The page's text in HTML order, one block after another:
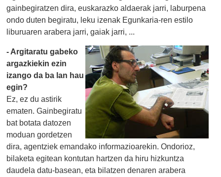
gainbegiratzen dira, euskarazko aldaerak jarri, laburpena
ondo duten begiratu, leku izenak Egunkaria-ren estilo
liburuaren arabera jarri, gaiak jarri, ...
- Argitaratu gabeko
argazkiekin ezin
izango da ba lan hau
egin?
Ez, ez du astirik
ematen. Gainbegiratu
bat botata datozen
moduan gordetzen
dira, agentziek emandako informazioarekin. Ondorioz,
bilaketa egitean kontutan hartzen da hiru hizkuntza
daudela datu-basean, eta bilatzen denaren arabera